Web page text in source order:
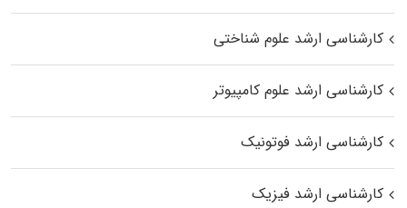
کارشناسی ارشد علوم شناختی
کارشناسی ارشد علوم کامپیوتر
کارشناسی ارشد فوتونیک
کارشناسی ارشد فیزیک